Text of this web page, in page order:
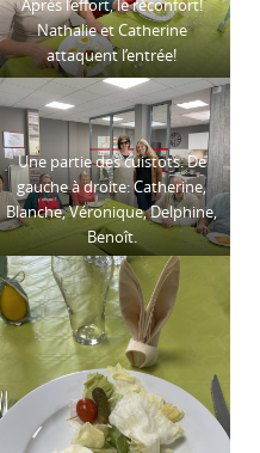
Après l’effort, le réconfort!
Nathalie et Catherine
attaquent l’entrée!
Une partie des cuistots. De
gauche à droite: Catherine,
Blanche, Véronique, Delphine,
Benoît.